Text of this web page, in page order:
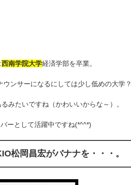
西南学院大学経済学部を卒業。
ウンサーになるにしては少し低めの大学？
みたいですね（かわいいからな～）。
ーとして活躍中ですね(*^^*)
松岡昌宏がバナナを・・・。